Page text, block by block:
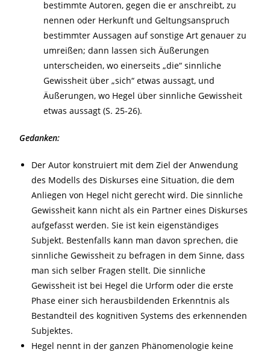
bestimmte Autoren, gegen die er anschreibt, zu
nennen oder Herkunft und Geltungsanspruch
bestimmter Aussagen auf sonstige Art genauer zu
umreißen; dann lassen sich Äußerungen
unterscheiden, wo einerseits „die“ sinnliche
Gewissheit über „sich“ etwas aussagt, und
Äußerungen, wo Hegel über sinnliche Gewissheit
etwas aussagt (S. 25-26).
Gedanken:
Der Autor konstruiert mit dem Ziel der Anwendung
des Modells des Diskurses eine Situation, die dem
Anliegen von Hegel nicht gerecht wird. Die sinnliche
Gewissheit kann nicht als ein Partner eines Diskurses
aufgefasst werden. Sie ist kein eigenständiges
Subjekt. Bestenfalls kann man davon sprechen, die
sinnliche Gewissheit zu befragen in dem Sinne, dass
man sich selber Fragen stellt. Die sinnliche
Gewissheit ist bei Hegel die Urform oder die erste
Phase einer sich herausbildenden Erkenntnis als
Bestandteil des kognitiven Systems des erkennenden
Subjektes.
Hegel nennt in der ganzen Phänomenologie keine